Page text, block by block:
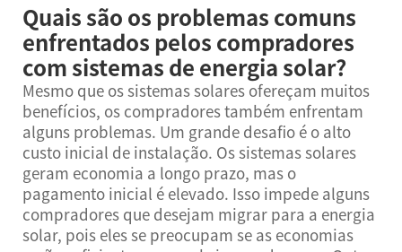
Quais são os problemas comuns
enfrentados pelos compradores
com sistemas de energia solar?
Mesmo que os sistemas solares ofereçam muitos
benefícios, os compradores também enfrentam
alguns problemas. Um grande desafio é o alto
custo inicial de instalação. Os sistemas solares
geram economia a longo prazo, mas o
pagamento inicial é elevado. Isso impede alguns
compradores que desejam migrar para a energia
solar, pois eles se preocupam se as economias